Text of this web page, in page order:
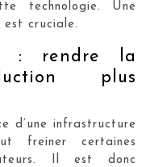
technologie. Une
est cruciale.
: rendre la
plus
d’une infrastructure
freiner certaines
Il est donc